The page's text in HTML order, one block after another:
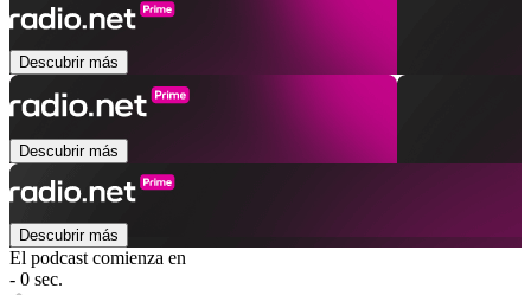
Descubrir más
Descubrir más
Descubrir más
El podcast comienza en
- 0 sec.